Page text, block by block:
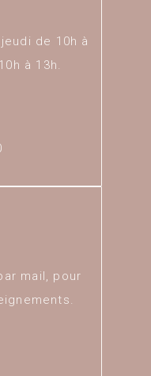
de 10h à
à 13h.
mail, pour